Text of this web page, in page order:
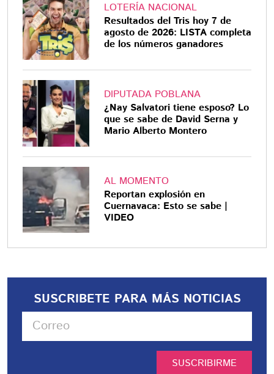
LOTERÍA NACIONAL
Resultados del Tris hoy 7 de
agosto de 2026: LISTA completa
de los números ganadores
DIPUTADA POBLANA
¿Nay Salvatori tiene esposo? Lo
que se sabe de David Serna y
Mario Alberto Montero
AL MOMENTO
Reportan explosión en
Cuernavaca: Esto se sabe |
VIDEO
SUSCRIBETE PARA MÁS NOTICIAS
SUSCRIBIRME